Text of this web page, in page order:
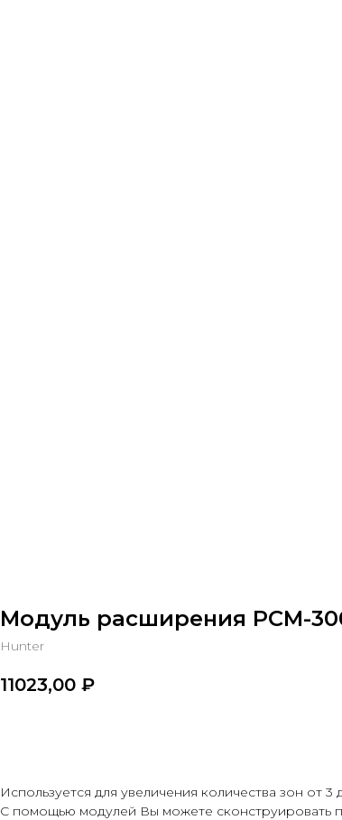
Модуль расширения PCM-
Hunter
11023,00 ₽
Используется для увеличения количества зон от 3
С помощью модулей Вы можете сконструировать